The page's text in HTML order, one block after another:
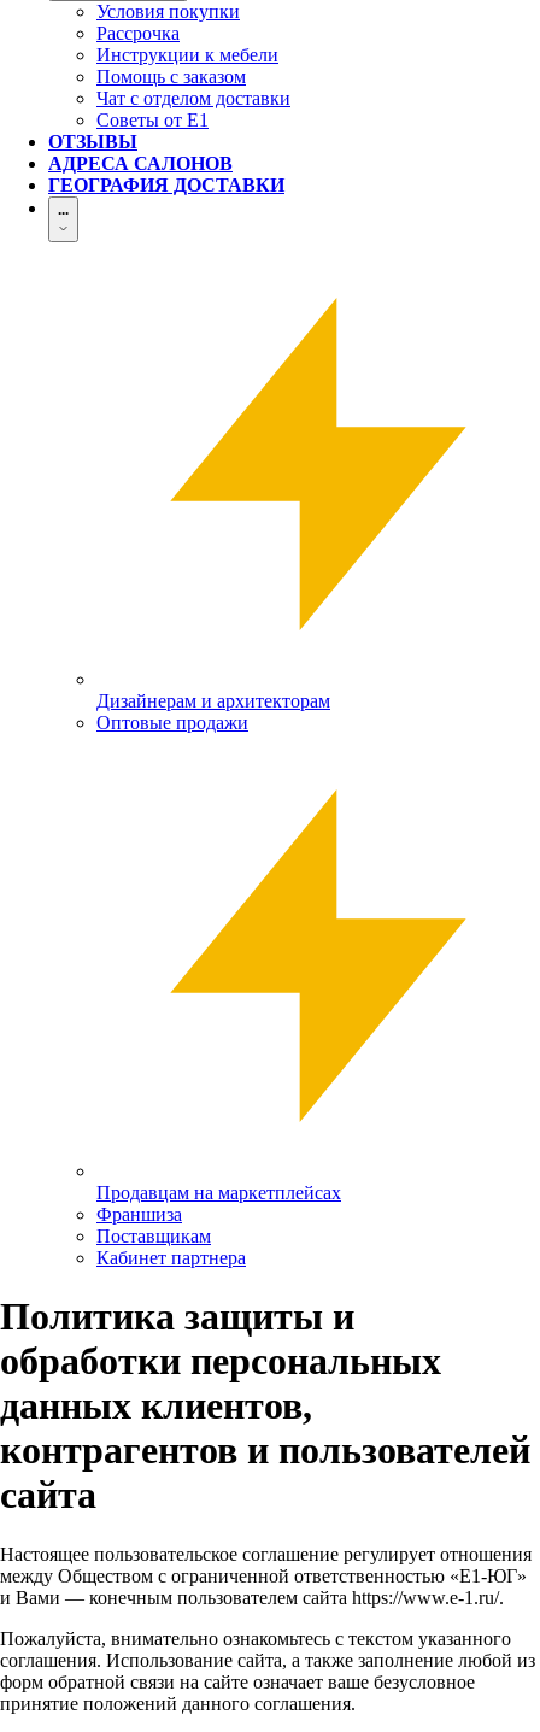
Условия покупки
Рассрочка
Инструкции к мебели
Помощь с заказом
Чат с отделом доставки
Советы от Е1
ОТЗЫВЫ
АДРЕСА САЛОНОВ
ГЕОГРАФИЯ ДОСТАВКИ
...
Дизайнерам и архитекторам
Оптовые продажи
Продавцам на маркетплейсах
Франшиза
Поставщикам
Кабинет партнера
Политика защиты и
обработки персональных
данных клиентов,
контрагентов и пользователей
сайта
Настоящее пользовательское соглашение регулирует отношения
между Обществом с ограниченной ответственностью «Е1-ЮГ»
и Вами — конечным пользователем сайта https://www.e-1.ru/.
Пожалуйста, внимательно ознакомьтесь с текстом указанного
соглашения. Использование сайта, а также заполнение любой из
форм обратной связи на сайте означает ваше безусловное
принятие положений данного соглашения.